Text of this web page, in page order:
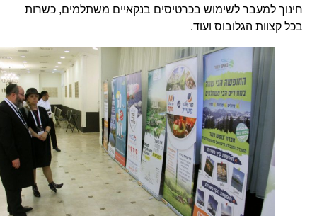
חינוך למעבר לשימוש בכרטיסים בנקאיים משתלמים, כשרות
בכל קצוות הגלובוס ועוד.